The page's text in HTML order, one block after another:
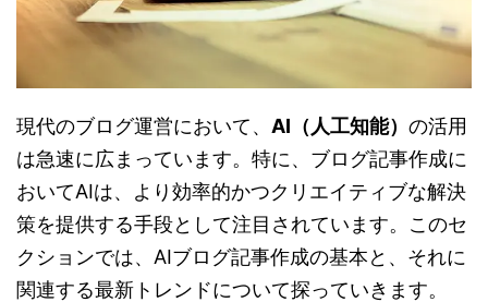
現代のブログ運営において、 AI（人工知能） の活用
は急速に広まっています。特に、ブログ記事作成に
おいてAIは、より効率的かつクリエイティブな解決
策を提供する手段として注目されています。このセ
クションでは、AIブログ記事作成の基本と、それに
関連する最新トレンドについて探っていきます。